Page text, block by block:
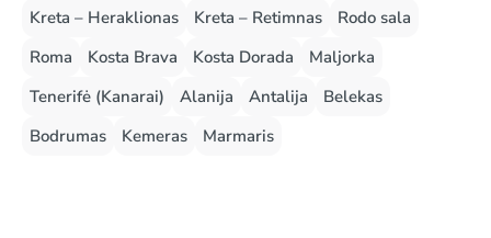
Kreta – Heraklionas
Kreta – Retimnas
Rodo sala
Roma
Kosta Brava Kosta Dorada
Maljorka
Tenerifė (Kanarai)
Alanija Antalija
Belekas
Bodrumas
Kemeras Marmaris